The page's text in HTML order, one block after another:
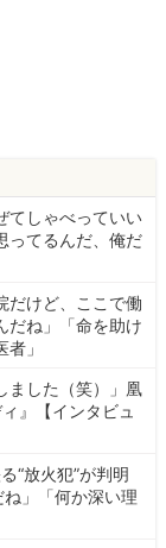
てしゃべっていい
ってるんだ、俺だ
だけど、ここで働
だね」「命を助け
」
ました（笑）」凰
』【インタビュ
“放火犯”が判明
ね」「何か深い理